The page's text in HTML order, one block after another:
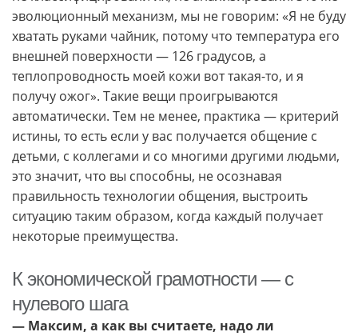
эволюционный механизм, мы не говорим: «Я не буду
хватать руками чайник, потому что температура его
внешней поверхности — 126 градусов, а
теплопроводность моей кожи вот такая-то, и я
получу ожог». Такие вещи проигрываются
автоматически. Тем не менее, практика — критерий
истины, то есть если у вас получается общение с
детьми, с коллегами и со многими другими людьми,
это значит, что вы способны, не осознавая
правильность технологии общения, выстроить
ситуацию таким образом, когда каждый получает
некоторые преимущества.
К экономической грамотности — с
нулевого шага
— Максим, а как вы считаете, надо ли